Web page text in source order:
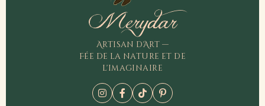
Merydar
Artisan d'Art —
Fée de la nature et de
l'imaginaire